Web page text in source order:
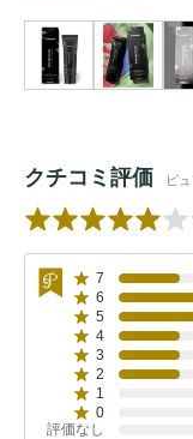
クチコミ評価 ピ
7
6
5
4
3
2
1
0
評価なし